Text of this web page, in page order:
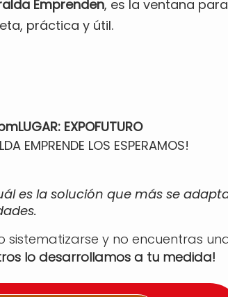
Emprenden, es la ventana
práctica y útil.
LUGAR: EXPOFUTURO
EMPRENDE LOS ESPERAMOS!
es la solución que más se
sistematizarse y no encuentras
lo desarrollamos a tu medida!